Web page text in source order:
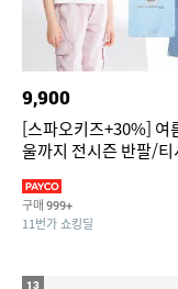
9,900
[스파오키즈+30%] 여
울까지 전시즌 반팔/
구매 999+
11번가 쇼킹딜
13